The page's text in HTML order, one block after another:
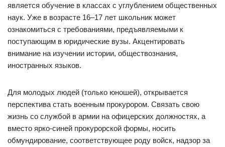
является обучение в классах с углублением общественных
наук. Уже в возрасте 16–17 лет школьник может
ознакомиться с требованиями, предъявляемыми к
поступающим в юридические вузы. Акцентировать
внимание на изучении истории, обществознания,
иностранных языков.
Для молодых людей (только юношей), открывается
перспектива стать военным прокурором. Связать свою
жизнь со службой в армии на офицерских должностях, а
вместо ярко-синей прокурорской формы, носить
обмундирование, соответствующее роду войск, надзор за